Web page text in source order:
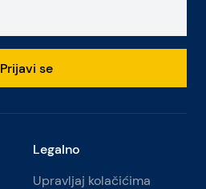
Prijavi se
Legalno
Upravljaj kolačićima